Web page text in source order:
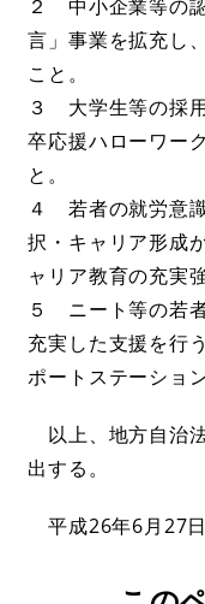
２ 中小企業等の
言」事業を拡充し
こと。
３ 大学生等の採
卒応援ハローワー
と。
４ 若者の就労意
択・キャリア形成
ャリア教育の充実
５ ニート等の若
充実した支援を行
ポートステーショ
以上、地方自治
出する。
平成26年6月27日